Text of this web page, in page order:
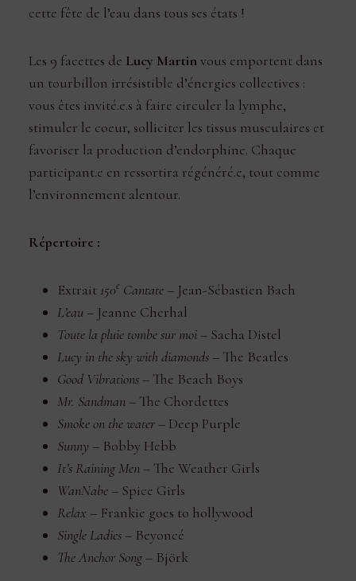
cette fête de l’eau dans tous ses états !
Les 9 facettes de Lucy Martinvous emportent dans
un tourbillon irrésistible d’énergies collectives :
vous êtes invité.e.s à faire circuler la lymphe,
stimuler le coeur, solliciter les tissus musculaires et
favoriser la production d’endorphine. Chaque
participant.e en ressortira régénéré.e, tout comme
l’environnement alentour.
Répertoire :
Extrait 150e Cantate – Jean-Sébastien Bach
L’eau – Jeanne Cherhal
Toute la pluie tombe sur moi– Sacha Distel
Lucy in the sky with diamonds– The Beatles
Good Vibrations– The Beach Boys
Mr. Sandman – The Chordettes
Smoke on the water– Deep Purple
Sunny – Bobby Hebb
It’s Raining Men – The Weather Girls
WanNabe– Spice Girls
Relax – Frankie goes to hollywood
Single Ladies– Beyoncé
The Anchor Song– Björk